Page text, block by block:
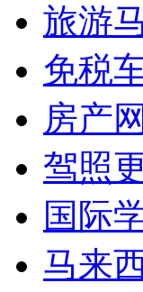
旅游
免税
房产
驾照
国际
马来